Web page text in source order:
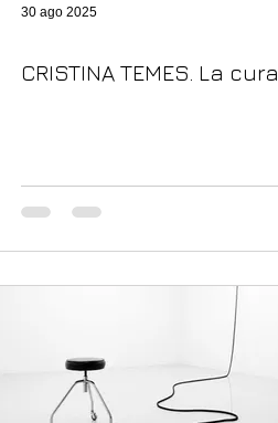
30 ago 2025
CRISTINA TEMES. La cura.